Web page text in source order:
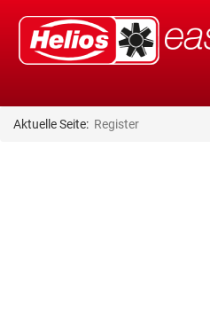
Aktuelle Seite: Register